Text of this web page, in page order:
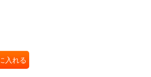
入れる